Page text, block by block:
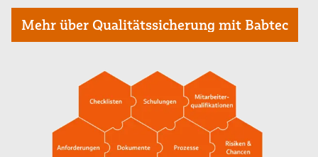
Mehr über Qualitätssicherung mit Babtec